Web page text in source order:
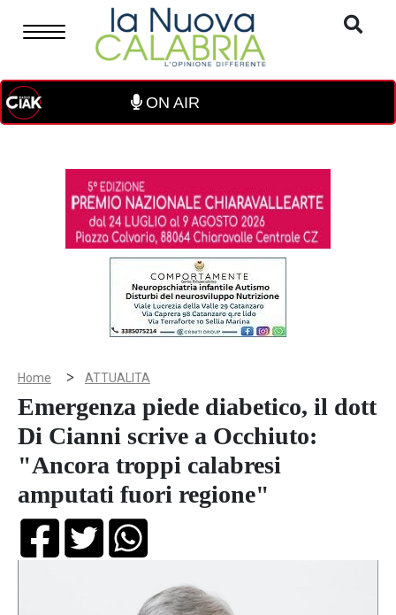
ON AIR
Home > ATTUALITA
Emergenza piede diabetico, il dott
Di Cianni scrive a Occhiuto:
"Ancora troppi calabresi
amputati fuori regione"